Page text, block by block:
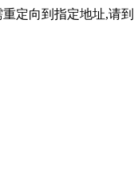
定向到指定地址,请